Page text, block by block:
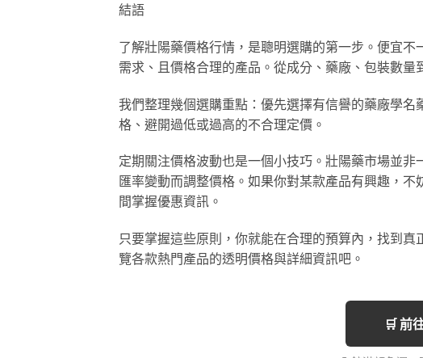
結語
了解壯陽藥價格行情，是聰明選購的第一步。便宜
需求、且價格合理的產品。從成分、藥廠、包裝數
我們整理幾個選購重點：優先選擇有信譽的藥廠學
格、避開過低或過高的不合理定價。
定期關注價格波動也是一個小技巧。壯陽藥市場並
匯率變動而調整價格。如果你對某款產品有興趣，
間掌握優惠資訊。
只要掌握這些原則，你就能在合理的預算內，找到
覽各款熱門產品的透明價格與詳細資訊吧。
🛒 前